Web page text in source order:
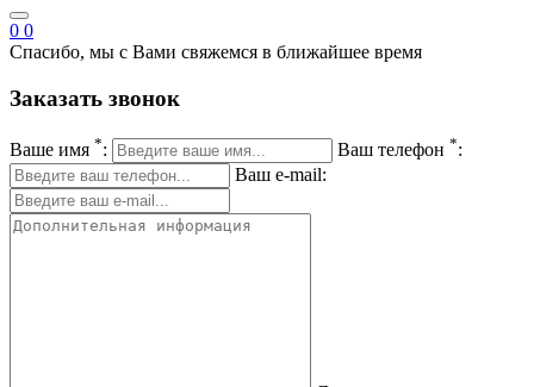
0 0
Спасибо, мы с Вами свяжемся в ближайшее время
Заказать звонок
Ваше имя *: Ваш телефон *:
Ваш e-mail: